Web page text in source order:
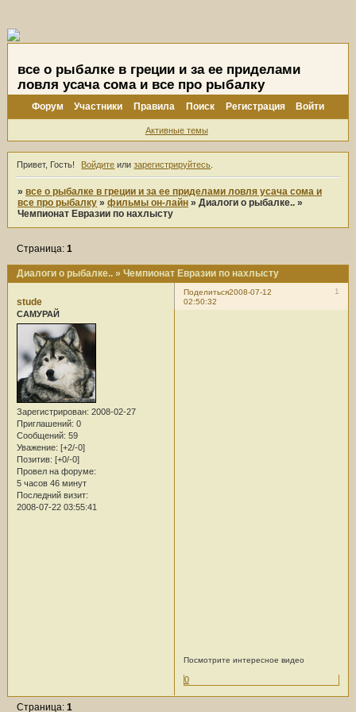
все о рыбалке в греции и за ее приделами
ловля усача сома и все про рыбалку
Форум Участники Правила Поиск Регистрация Войти
Активные темы
Привет, Гость! Войдите илизарегистрируйтесь
»все о рыбалке в греции и за ее приделами ловля усача сома и
все про рыбалку »фильмы он-лайн »Диалоги о рыбалке.. »
Чемпионат Евразии по нахлысту
Диалоги о рыбалке.. » Чемпионат Евразии по нахлысту
Страница:1
Поделиться 1
2008-07-12
02:50:32
stude
САМУРАЙ
Зарегистрирован: 2008-02-27
Приглашений: 0
Сообщений: 59
Уважение: [+2/-0]
Позитив: [+0/-0]
Провел на форуме:
5 часов 46 минут
Последний визит:
2008-07-22 03:55:41
Посмотрите интересное видео
0
Страница:1